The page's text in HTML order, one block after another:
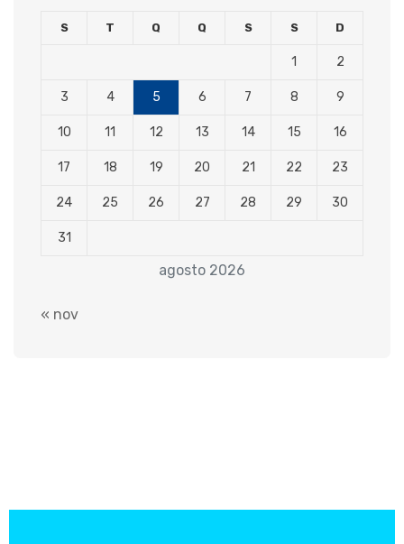
agosto 2026
S T Q Q S S D
1 2
3 4 5 6 7 8 9
10 11 12 13 14 15 16
17 18 19 20 21 22 23
24 25 26 27 28 29 30
31
« nov